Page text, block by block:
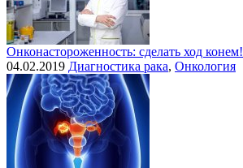
Онконастороженность: сделать ход конем!
04.02.2019 Диагностика рака, Онкология